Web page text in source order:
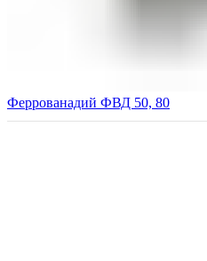
Феррованадий ФВД 50, 80